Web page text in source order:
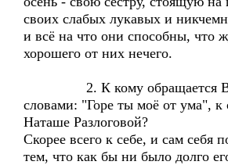
своих слабых лукавых и
и всё на что они способны, что
хорошего от них нечего.
2. К кому обращается
словами: "Горе ты моё от ума", к
Наташе Разлоговой?
Скорее всего к себе, и сам себя
тем, что как бы ни было долго